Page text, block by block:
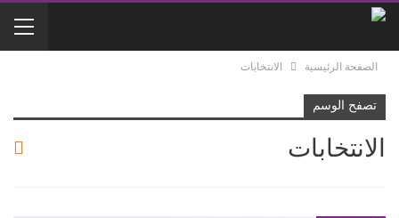
الصفحة الرئيسية الانتخابات
تصفح الوسم
الانتخابات